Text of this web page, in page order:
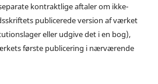
kontraktlige aftaler om ikke-
publicerede version af værket
eller udgive det i en bog),
første publicering i nærværende